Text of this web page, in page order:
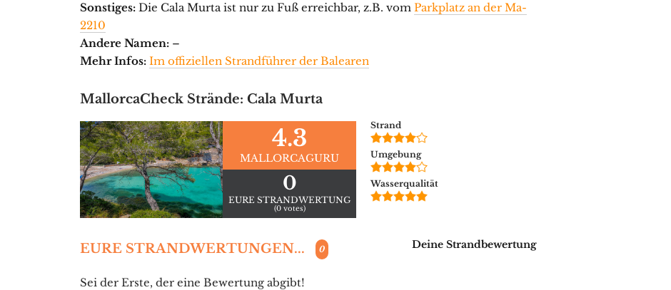
Sonstiges: Die Cala Murta ist nur zu Fuß erreichbar, z.B. vom Parkplatz an der Ma-
2210
Andere Namen: –
Mehr Infos: Im offiziellen Strandführer der Balearen
MallorcaCheck Strände: Cala Murta
4.3
MALLORCAGURU
0
EURE STRANDWERTUNG
(0 votes)
Strand
Umgebung
Wasserqualität
EURE STRANDWERTUNGEN... 0 Deine Strandbewertung
Sei der Erste, der eine Bewertung abgibt!